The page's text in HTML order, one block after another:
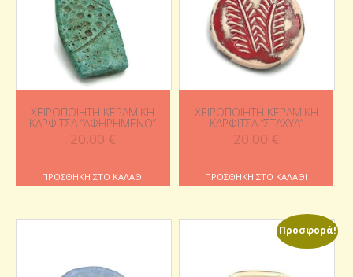
ΧΕΙΡΟΠΟΊΗΤΗ ΚΕΡΑΜΙΚΉ
ΚΑΡΦΊΤΣΑ “ΑΦΗΡΗΜΈΝΟ”
20.00 €
ΠΡΟΣΘΉΚΗ ΣΤΟ ΚΑΛΆΘΙ
ΧΕΙΡΟΠΟΊΗΤΗ ΚΕΡΑΜΙΚΉ
ΚΑΡΦΊΤΣΑ “ΣΤΆΧΥΑ”
20.00 €
ΠΡΟΣΘΉΚΗ ΣΤΟ ΚΑΛΆΘΙ
Προσφορά!